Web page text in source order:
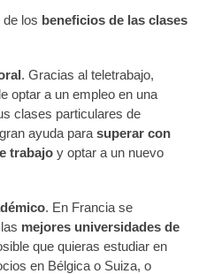
los beneficios de las clases
. Gracias al teletrabajo,
optar a un empleo en una
clases particulares de
ayuda parasuperar con
trabajo y optar a un nuevo
. En Francia se
mejores universidades de
que quieras estudiar en
en Bélgica o Suiza, o